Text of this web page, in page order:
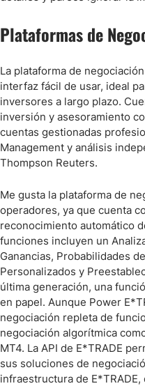
Plataformas de
La plataforma de
interfaz fácil de usar, ideal
inversores a largo plazo.
inversión y asesoramiento
cuentas gestionadas
Management y análisis
Thompson Reuters.
Me gusta la plataforma de
operadores, ya que cuenta
reconocimiento automático
funciones incluyen un
Ganancias, Probabilidades
Personalizados y
última generación, una
en papel. Aunque Power
negociación repleta de
negociación algorítmica
MT4. La API de E*TRADE
sus soluciones de
infraestructura de